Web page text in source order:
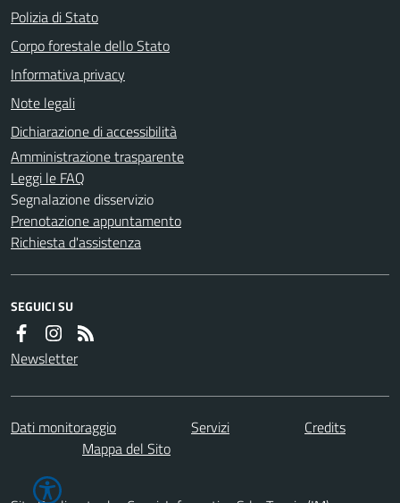
Polizia di Stato
Corpo forestale dello Stato
Informativa privacy
Note legali
Dichiarazione di accessibilità
Amministrazione trasparente
Leggi le FAQ
Segnalazione disservizio
Prenotazione appuntamento
Richiesta d'assistenza
SEGUICI SU
Newsletter
Dati monitoraggio Servizi
Credits
Mappa del Sito